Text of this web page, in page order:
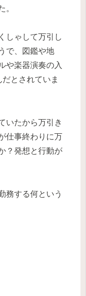
。
しゃして万引し
で、図鑑や地
や楽器演奏の入
とされていま
いたから万引き
仕事終わりに万
？発想と行動が
務する何という